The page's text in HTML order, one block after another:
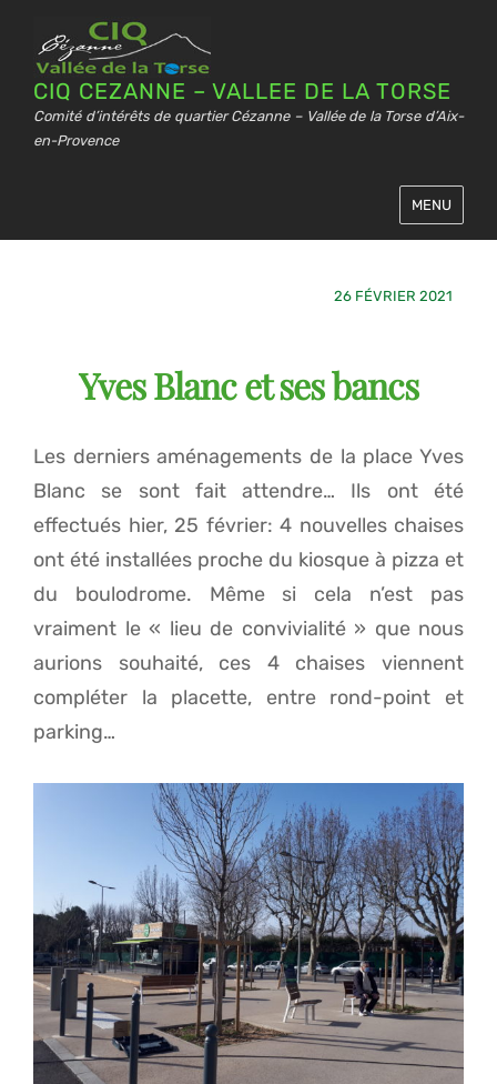
CIQ CEZANNE – VALLEE DE LA TORSE
Comité d’intérêts de quartier Cézanne – Vallée de la Torse d’Aix-
en-Provence
MENU
26 FÉVRIER 2021
Yves Blanc et ses bancs
Les derniers aménagements de la place Yves
Blanc se sont fait attendre… Ils ont été
effectués hier, 25 février: 4 nouvelles chaises
ont été installées proche du kiosque à pizza et
du boulodrome. Même si cela n’est pas
vraiment le « lieu de convivialité » que nous
aurions souhaité, ces 4 chaises viennent
compléter la placette, entre rond-point et
parking…